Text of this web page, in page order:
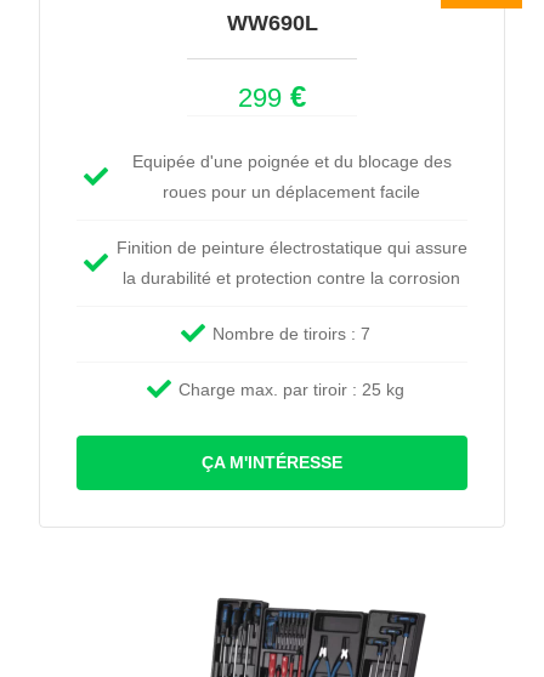
WW690L
299 €
Equipée d'une poignée et du blocage des
roues pour un déplacement facile
Finition de peinture électrostatique qui assure
la durabilité et protection contre la corrosion
Nombre de tiroirs : 7
Charge max. par tiroir : 25 kg
ÇA M'INTÉRESSE